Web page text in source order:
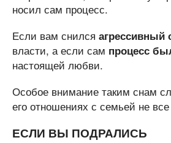
носил сам процесс.
Если вам снился агрессивный
власти, а если сам процесс
настоящей любви.
Особое внимание таким снам
его отношениях с семьей не все
ЕСЛИ ВЫ ПОДРАЛИСЬ